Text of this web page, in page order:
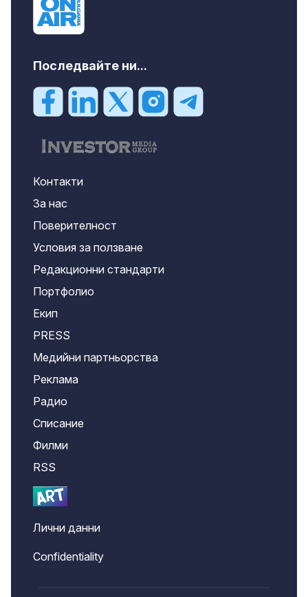
Последвайте ни...
Контакти
За нас
Поверителност
Условия за ползване
Редакционни стандарти
Портфолио
Екип
PRESS
Медийни партньорства
Реклама
Радио
Списание
Филми
RSS
Лични данни
Confidentiality